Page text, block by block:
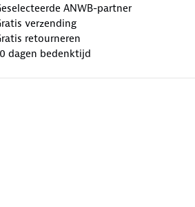
ANWB-partner
verzending
retourneren
dagen bedenktijd